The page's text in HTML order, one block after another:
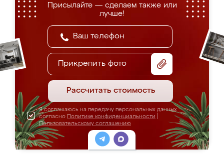
Присылайте — сделаем также или
лучше!
Прикрепить фото
Рассчитать стоимость
Я соглашаюсь на передачу персональных данных
согласно Политике конфиденциальности
Пользовательскому соглашению